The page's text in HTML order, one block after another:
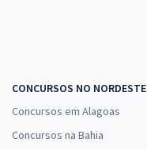
CONCURSOS NO NORDESTE
Concursos em Alagoas
Concursos na Bahia